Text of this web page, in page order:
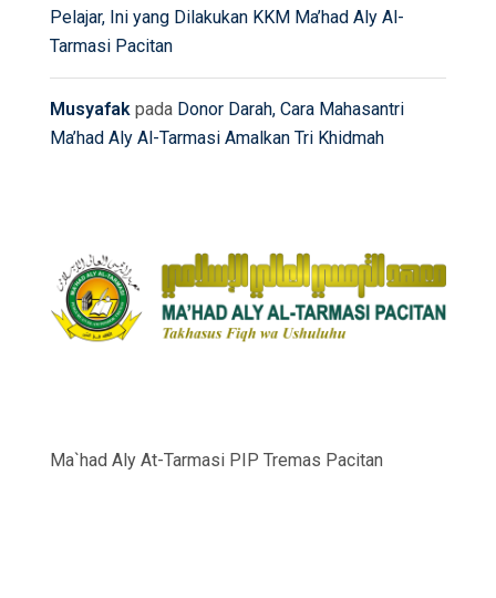
Pelajar, Ini yang Dilakukan KKM Ma’had Aly Al-
Tarmasi Pacitan
Musyafak pada Donor Darah, Cara Mahasantri
Ma’had Aly Al-Tarmasi Amalkan Tri Khidmah
Ma`had Aly At-Tarmasi PIP Tremas Pacitan